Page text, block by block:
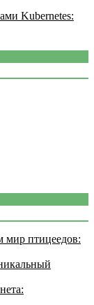
Kubernetes:
мир птицеедов: